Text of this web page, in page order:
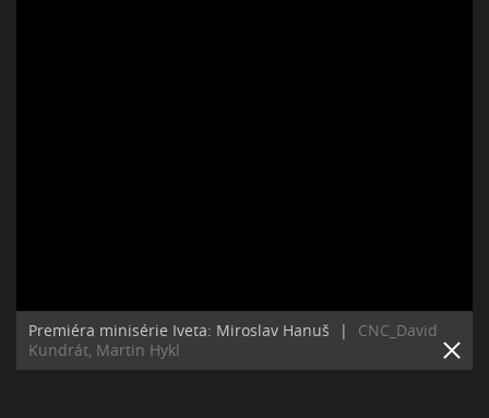
Premiéra minisérie Iveta: Miroslav Hanuš |
CNC_David
Kundrát, Martin Hykl